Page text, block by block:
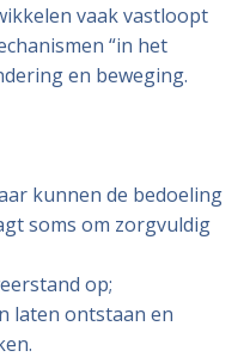
vaak vastloopt
“in het
en beweging.
kunnen de bedoeling
soms om zorgvuldig
op;
laten ontstaan en